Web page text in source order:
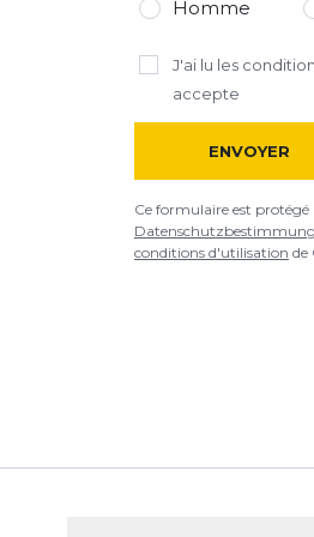
Ce formulaire est protégé par
de Google s'appliquent.
Homme
J'ai lu les
accepte
ENVOYER
Ce formulaire est protégé
conditions d'utilisation de